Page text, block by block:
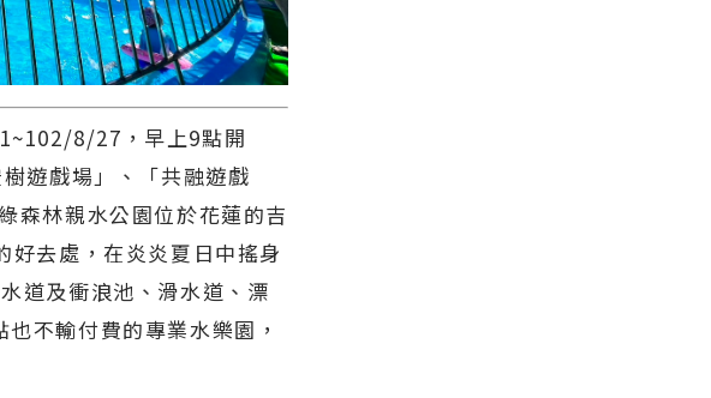
8/27，早上9點開
遊戲場」、「共融遊戲
森林親水公園位於花蓮的吉
好去處，在炎炎夏日中搖身
道及衝浪池、滑水道、漂
不輸付費的專業水樂園，